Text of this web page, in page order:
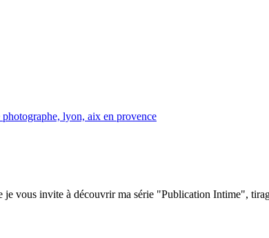
vous invite à découvrir ma série "Publication Intime",